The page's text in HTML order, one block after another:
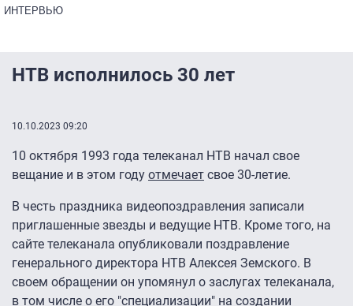
ИНТЕРВЬЮ
НТВ исполнилось 30 лет
10.10.2023 09:20
10 октября 1993 года телеканал НТВ начал свое
вещание и в этом году отмечает свое 30-летие.
В честь праздника видеопоздравления записали
приглашенные звезды и ведущие НТВ. Кроме того, на
сайте телеканала опубликовали поздравление
генерального директора НТВ Алексея Земского. В
своем обращении он упомянул о заслугах телеканала,
в том числе о его "специализации" на создании